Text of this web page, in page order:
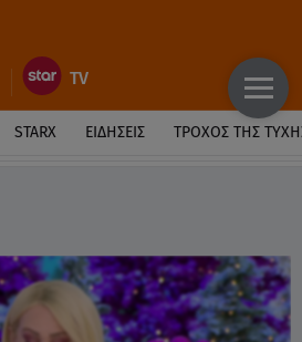
STARX ΕΙΔΉΣΕΙΣ ΤΡΟΧΌΣ ΤΗΣ